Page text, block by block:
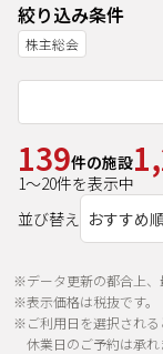
絞り込み条件
株主総会
139件の施設
1～20件を表示中
並び替え
※データ更新の都合上、
※表示価格は税抜です。
※ご利用日を選択される
休業日のご予約は承れ